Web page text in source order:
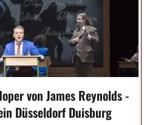
von James Reynolds -
Düsseldorf Duisburg